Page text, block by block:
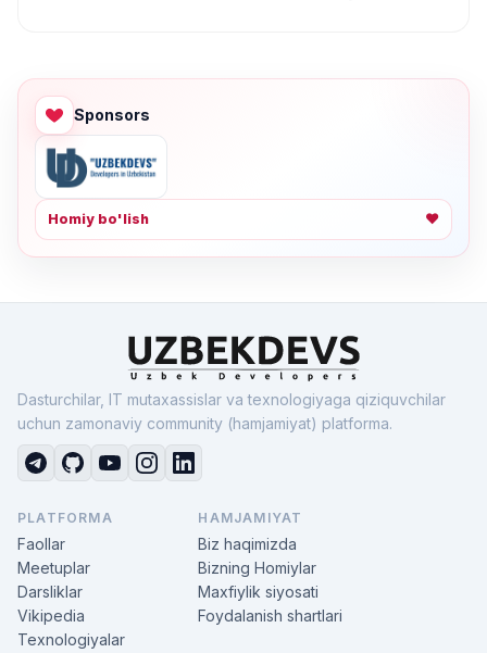
Sponsors
Homiy bo'lish ❤
Dasturchilar, IT mutaxassislar va texnologiyaga qiziquvchilar
uchun zamonaviy community (hamjamiyat) platforma.
PLATFORMA
Faollar
Meetuplar
Darsliklar
Vikipedia
Texnologiyalar
HAMJAMIYAT
Biz haqimizda
Bizning Homiylar
Maxfiylik siyosati
Foydalanish shartlari